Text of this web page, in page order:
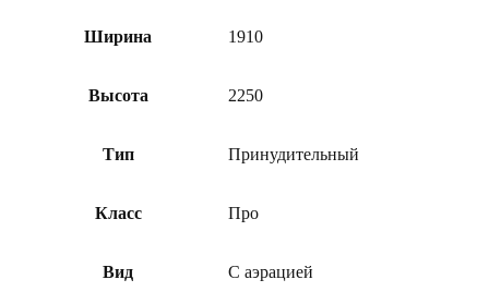
Ширина 1910
Высота 2250
Тип Принудительный
Класс Про
Вид С аэрацией